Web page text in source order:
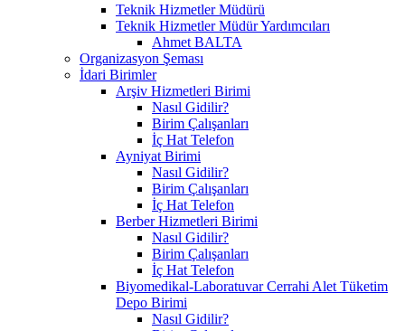
Teknik Hizmetler Müdürü
Teknik Hizmetler Müdür Yardımcıları
Ahmet BALTA
Organizasyon Şeması
İdari Birimler
Arşiv Hizmetleri Birimi
Nasıl Gidilir?
Birim Çalışanları
İç Hat Telefon
Ayniyat Birimi
Nasıl Gidilir?
Birim Çalışanları
İç Hat Telefon
Berber Hizmetleri Birimi
Nasıl Gidilir?
Birim Çalışanları
İç Hat Telefon
Biyomedikal-Laboratuvar Cerrahi Alet Tüketim
Depo Birimi
Nasıl Gidilir?